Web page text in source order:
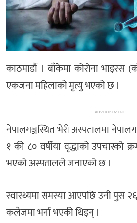
काठमाडौं । बाँकेमा कोरोना भाइरस
एकजना महिलाको मृत्यु भएको छ ।
ADVERTISEMENT
नेपालगञ्जस्थित भेरी अस्पतालमा
१ की ८० वर्षीया वृद्धाको उपचारको
भएको अस्पतालले जनाएको छ ।
स्वास्थ्यमा समस्या आएपछि उनी पुस
कलेजमा भर्ना भएकी थिइन् ।